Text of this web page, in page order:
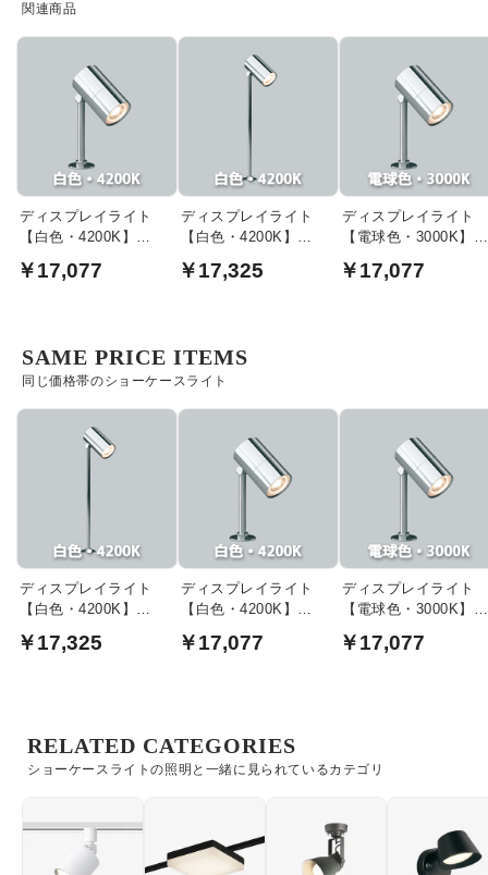
関連商品
ディスプレイライト
【白色・4200K】
ゲン35W相当｜ショー
￥17,077
ディスプレイライト
【白色・4200K】
ゲン35W相当｜ロング
￥17,325
ディスプレイライト
【電球色・3000K】
ゲン35W相当｜ショ
￥17,077
同じ価格帯のショーケースライト
SAME PRICE ITEMS
ディスプレイライト
【白色・4200K】
ゲン35W相当｜ロング
￥17,325
ディスプレイライト
【白色・4200K】
ゲン35W相当｜ショー
￥17,077
ディスプレイライト
【電球色・3000K】
ゲン35W相当｜ショ
￥17,077
ショーケースライトの照明と一緒に見られているカテゴリ
RELATED CATEGORIES